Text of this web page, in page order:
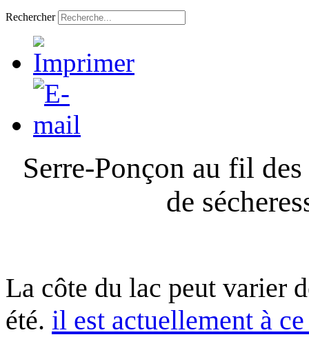
Rechercher
Serre-Ponçon au fil
de
La côte du lac peut varier
été. il est actuellement à